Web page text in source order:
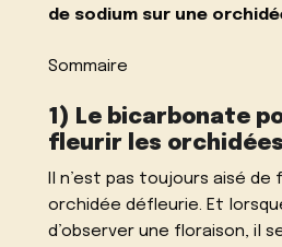
de sodium sur une
Sommaire
1) Le bicarbonate
fleurir les orchidées
Il n’est pas toujours aisé de
orchidée défleurie. Et
d’observer une floraison, il